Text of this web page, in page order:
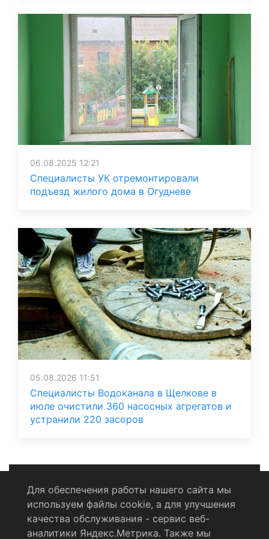
06.08.2025 12:21
Специалисты УК отремонтировали
подъезд жилого дома в Огудневе
05.08.2026 11:51
Специалисты Водоканала в Щелкове в
июле очистили 360 насосных агрегатов и
устранили 220 засоров
Политика конфиденциальности
Для обеспечения работы нашего сайта мы
используем файлы cookie, а для улучшения
качества обслуживания - сервис веб-
аналитики Яндекс.Метрика. Также мы